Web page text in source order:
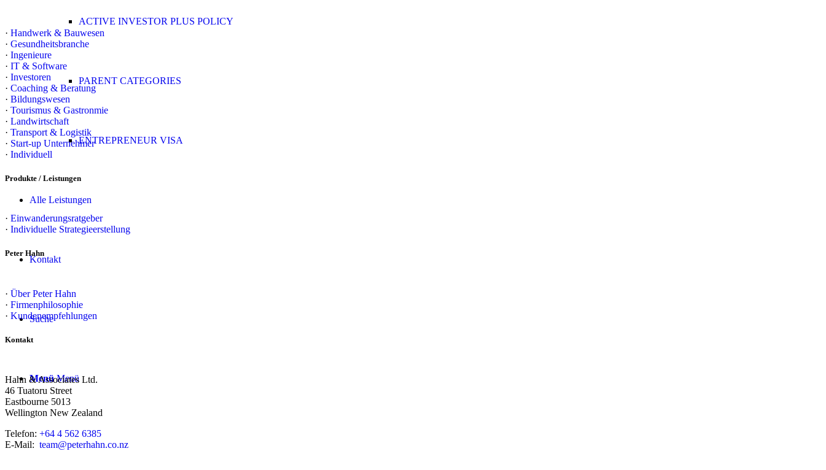
ACTIVE INVESTOR PLUS POLICY
PARENT CATEGORIES
ENTREPRENEUR VISA
Alle Leistungen
Kontakt
Suche
Menü Menü
· Handwerk & Bauwesen
· Gesundheitsbranche
· Ingenieure
· IT & Software
· Investoren
· Coaching & Beratung
· Bildungswesen
· Tourismus & Gastronmie
· Landwirtschaft
· Transport & Logistik
· Start-up Unternehmer
· Individuell
Produkte / Leistungen
· Einwanderungsratgeber
· Individuelle Strategieerstellung
Peter Hahn
· Über Peter Hahn
· Firmenphilosophie
· Kundenempfehlungen
Kontakt
Hahn & Associates Ltd.
46 Tuatoru Street
Eastbourne 5013
Wellington New Zealand
Telefon: +64 4 562 6385
E-Mail: team@peterhahn.co.nz